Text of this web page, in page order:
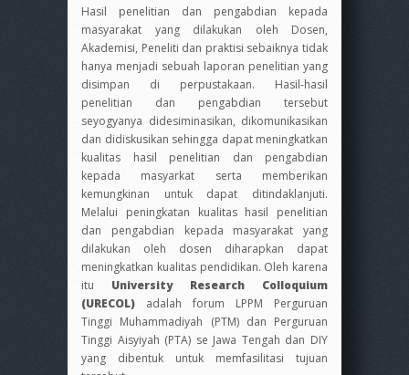
Hasil penelitian dan pengabdian kepada
masyarakat yang dilakukan oleh Dosen,
Akademisi, Peneliti dan praktisi sebaiknya tidak
hanya menjadi sebuah laporan penelitian yang
disimpan di perpustakaan. Hasil-hasil
penelitian dan pengabdian tersebut
seyogyanya didesiminasikan, dikomunikasikan
dan didiskusikan sehingga dapat meningkatkan
kualitas hasil penelitian dan pengabdian
kepada masyarkat serta memberikan
kemungkinan untuk dapat ditindaklanjuti.
Melalui peningkatan kualitas hasil penelitian
dan pengabdian kepada masyarakat yang
dilakukan oleh dosen diharapkan dapat
meningkatkan kualitas pendidikan. Oleh karena
itu University Research Colloquium
(URECOL) adalah forum LPPM Perguruan
Tinggi Muhammadiyah (PTM) dan Perguruan
Tinggi Aisyiyah (PTA) se Jawa Tengah dan DIY
yang dibentuk untuk memfasilitasi tujuan